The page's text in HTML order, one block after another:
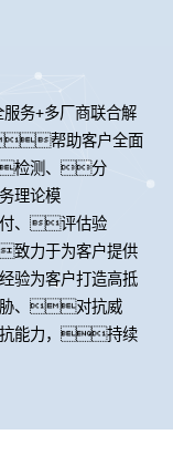
务+多厂商联合解
帮助客户全面
检测、分
理论模
、评估验
力于为客户提供
验为客户打造高抵
胁、对抗威
能力，持续